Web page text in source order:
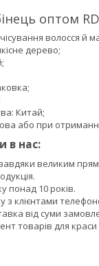
оптом
волосся й
дерево;
Китай;
або при
в нас:
завдяки великим
понад 10 років.
з клієнтами
від суми
товарів для краси